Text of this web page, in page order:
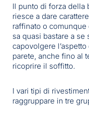
Il punto di forza della
riesce a dare
raffinato o comunque
sa quasi bastare a se
capovolgere
parete, anche fino al
ricoprire il soffitto.
I vari tipi di
raggruppare in tre